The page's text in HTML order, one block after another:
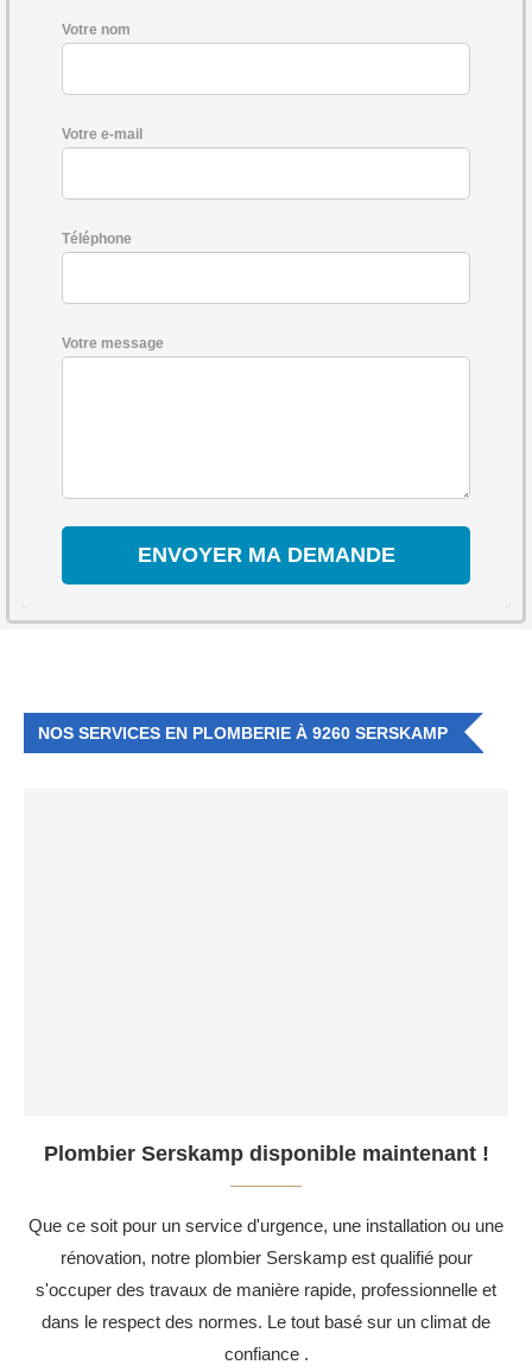
Votre nom
Votre e-mail
Téléphone
Votre message
NOS SERVICES EN PLOMBERIE À 9260 SERSKAMP
Plombier Serskamp disponible maintenant !
Que ce soit pour un service d'urgence, une installation ou une
rénovation, notre plombier Serskamp est qualifié pour
s'occuper des travaux de manière rapide, professionnelle et
dans le respect des normes. Le tout basé sur un climat de
confiance .